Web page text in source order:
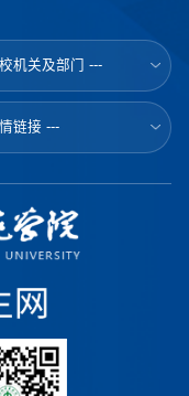
机关及部门 ---
链接 ---